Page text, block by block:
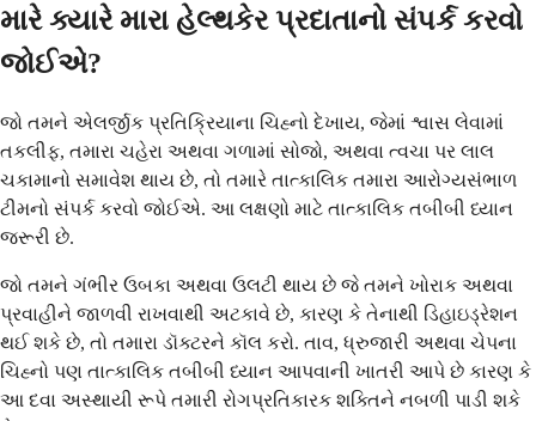
મારે ક્યારે મારા હેલ્થકેર પ્રદાતાનો સંપર્ક કરવો
જોઈએ?
જો તમને એલર્જીક પ્રતિક્રિયાના ચિહ્નો દેખાય, જેમાં શ્વાસ લેવામાં
તકલીફ, તમારા ચહેરા અથવા ગળામાં સોજો, અથવા ત્વચા પર લાલ
ચકામાનો સમાવેશ થાય છે, તો તમારે તાત્કાલિક તમારા આરોગ્યસંભાળ
ટીમનો સંપર્ક કરવો જોઈએ. આ લક્ષણો માટે તાત્કાલિક તબીબી ધ્યાન
જરૂરી છે.
જો તમને ગંભીર ઉબકા અથવા ઉલટી થાય છે જે તમને ખોરાક અથવા
પ્રવાહીને જાળવી રાખવાથી અટકાવે છે, કારણ કે તેનાથી ડિહાઇડ્રેશન
થઈ શકે છે, તો તમારા ડૉક્ટરને કૉલ કરો. તાવ, ધ્રુજારી અથવા ચેપના
ચિહ્નો પણ તાત્કાલિક તબીબી ધ્યાન આપવાની ખાતરી આપે છે કારણ કે
આ દવા અસ્થાયી રૂપે તમારી રોગપ્રતિકારક શક્તિને નબળી પાડી શકે